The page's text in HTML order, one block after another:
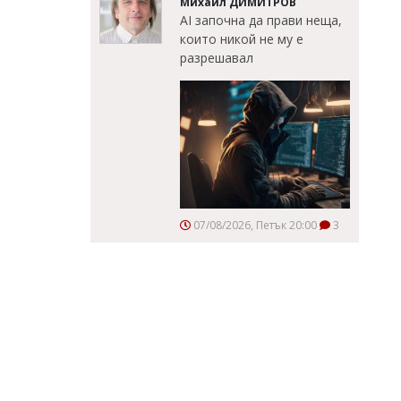
AI започна да прави неща,
които никой не му е
разрешавал
07/08/2026, Петък 20:00 3